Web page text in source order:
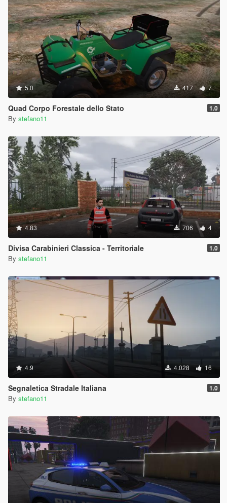
5.0 417 7
Quad Corpo Forestale dello Stato 1.0
By stefano11
4.83 706 4
Divisa Carabinieri Classica - Territoriale 1.0
By stefano11
4.9 4.028 16
Segnaletica Stradale Italiana 1.0
By stefano11